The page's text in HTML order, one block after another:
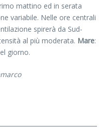
mattino ed in serata
variabile. Nelle ore centrali
spirerà da Sud-
al più moderata. Mare:
giorno.